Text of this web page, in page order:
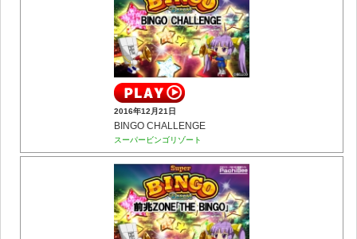
2016年12月21日
BINGO CHALLENGE
スーパービンゴリゾート